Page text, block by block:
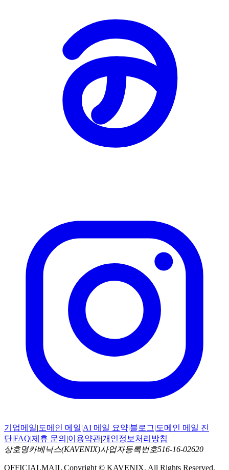
기업메일|도메인 메일|AI 메일 요약|블로그|도메인 메일 진
단|FAQ|제휴 문의 |이용약관|개인정보처리방침
상호명카베닉스(KAVENIX)사업자등록번호516-16-02620
OFFICIALMAIL Copyright © KAVENIX. All Rights Reserved.